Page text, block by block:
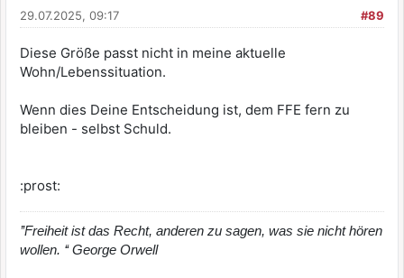
#89
29.07.2025, 09:17
Diese Größe passt nicht in meine aktuelle
Wohn/Lebenssituation.
Wenn dies Deine Entscheidung ist, dem FFE fern zu
bleiben - selbst Schuld.
:prost:
’’Freiheit ist das Recht, anderen zu sagen, was sie nicht hören
wollen. ‘‘ George Orwell